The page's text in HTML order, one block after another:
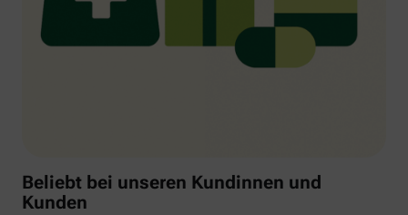
Beliebt bei unseren Kundinnen und
Kunden